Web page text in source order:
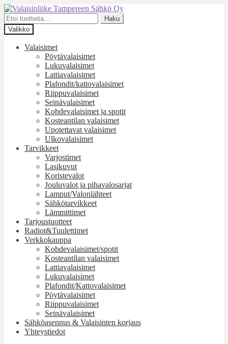
Siirry
navigointiin
Siirry
sisältöön
Etsi:
Haku
Valikko
Valaisimet
Pöytävalaisimet
Lukuvalaisimet
Lattiavalaisimet
Plafondit/kattovalaisimet
Riippuvalaisimet
Seinävalaisimet
Kohdevalaisimet ja spotit
Kosteantilan valaisimet
Upotettavat valaisimet
Ulkovalaisimet
Tarvikkeet
Varjostimet
Lasikuvut
Koristevalot
Jouluvalot ja pihavalosarjat
Lamput/Valonlähteet
Sähkötarvikkeet
Lämmittimet
Tarjoustuotteet
Radiot&Tuulettimet
Verkkokauppa
Kohdevalaisimet/spotit
Kosteantilan valaisimet
Lattiavalaisimet
Lukuvalaisimet
Plafondit/Kattovalaisimet
Pöytävalaisimet
Riippuvalaisimet
Seinävalaisimet
Sähköasennus & Valaisinten korjaus
Yhteystiedot